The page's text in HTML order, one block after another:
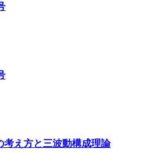
考え方と三波動構成理論